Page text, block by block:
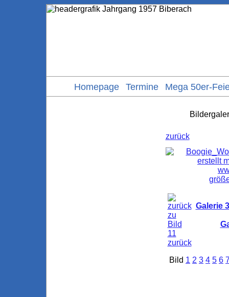
Homepage Termine Mega 50er-
zurück
zurück
Galerie
Bild 1 2 3 4 5 6